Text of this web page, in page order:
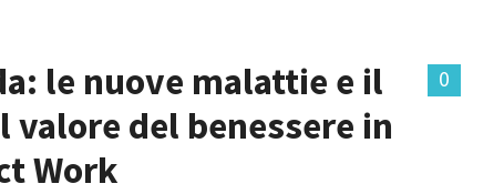
0
le nuove malattie e il
valore del benessere in
Work